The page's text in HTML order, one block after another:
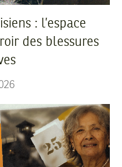
: l’espace
des blessures